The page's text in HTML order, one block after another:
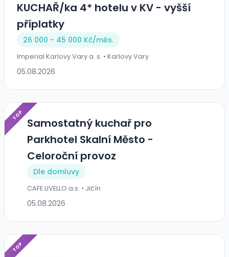
KUCHAŘ/ka 4* hotelu v KV - vyšší
příplatky
26 000 - 45 000 Kč/měs.
Imperial Karlovy Vary a. s. • Karlovy Vary
05.08.2026
TOP
Samostatný kuchař pro
Parkhotel Skalní Město -
Celoroční provoz
Dle domluvy
CAFE LIVELLO a.s. • Jičín
05.08.2026
TOP